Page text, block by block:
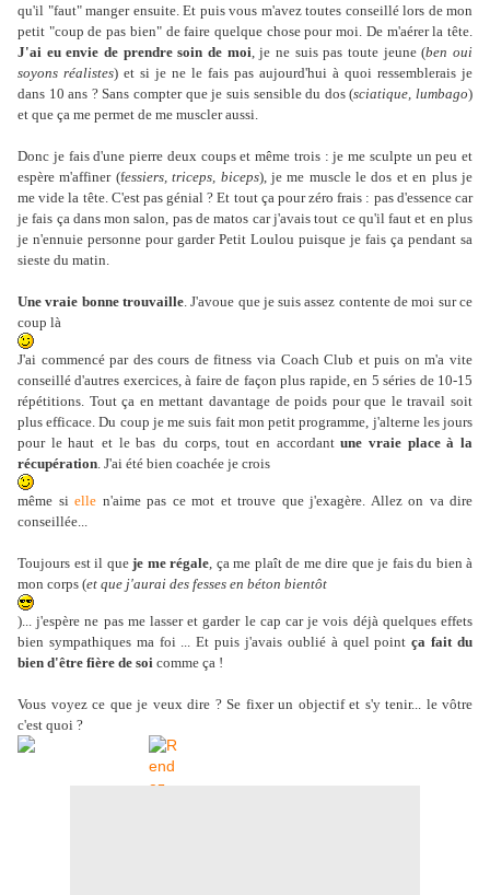
qu'il "faut" manger ensuite. Et puis vous m'avez toutes conseillé lors de mon
petit "coup de pas bien" de faire quelque chose pour moi. De m'aérer la tête.
J'ai eu envie de prendre soin de moi, je ne suis pas toute jeune (ben oui
soyons réalistes) et si je ne le fais pas aujourd'hui à quoi ressemblerais je
dans 10 ans ? Sans compter que je suis sensible du dos (sciatique, lumbago)
et que ça me permet de me muscler aussi.
Donc je fais d'une pierre deux coups et même trois : je me sculpte un peu et
espère m'affiner (fessiers, triceps, biceps), je me muscle le dos et en plus je
me vide la tête. C'est pas génial ? Et tout ça pour zéro frais : pas d'essence car
je fais ça dans mon salon, pas de matos car j'avais tout ce qu'il faut et en plus
je n'ennuie personne pour garder Petit Loulou puisque je fais ça pendant sa
sieste du matin.
Une vraie bonne trouvaille. J'avoue que je suis assez contente de moi sur ce
coup là
J'ai commencé par des cours de fitness via Coach Club et puis on m'a vite
conseillé d'autres exercices, à faire de façon plus rapide, en 5 séries de 10-15
répétitions. Tout ça en mettant davantage de poids pour que le travail soit
plus efficace. Du coup je me suis fait mon petit programme, j'alterne les jours
pour le haut et le bas du corps, tout en accordantune vraie place à la
récupération. J'ai été bien coachée je crois
même si elle n'aime pas ce mot et trouve que j'exagère. Allez on va dire
conseillée...
Toujours est il que je me régale, ça me plaît de me dire que je fais du bien à
mon corps (et que j'aurai des fesses en béton bientôt
)... j'espère ne pas me lasser et garder le cap car je vois déjà quelques effets
bien sympathiques ma foi ... Et puis j'avais oublié à quel pointça fait du
bien d'être fière de soi comme ça !
Vous voyez ce que je veux dire ? Se fixer un objectif et s'y tenir... le vôtre
c'est quoi ?